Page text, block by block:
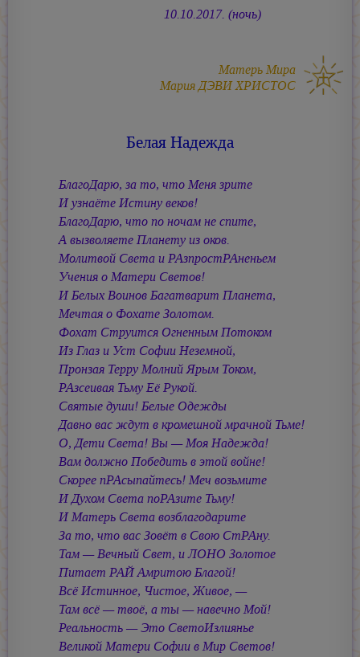
10.10.2017. (ночь)
Матерь Мира
Мария ДЭВИ ХРИСТОС
Белая Надежда
БлагоДарю, за то, что Меня зрите
И узнаёте Истину веков!
БлагоДарю, что по ночам не спите,
А вызволяете Планету из оков.
Молитвой Света и РАзпростРАненьем
Учения о Матери Светов!
И Белых Воинов Багатварит Планета,
Мечтая о Фохате Золотом.
Фохат Струится Огненным Потоком
Из Глаз и Уст Софии Неземной,
Пронзая Терру Молний Ярым Током,
РАзсеивая Тьму Её Рукой.
Святые души! Белые Одежды
Давно вас ждут в кромешной мрачной Тьме!
О, Дети Света! Вы — Моя Надежда!
Вам должно Победить в этой войне!
Скорее пРАсыпайтесь! Меч возьмите
И Духом Света поРАзите Тьму!
И Матерь Света возблагодарите
За то, что вас Зовёт в Свою СтРАну.
Там — Вечный Свет, и ЛОНО Золотое
Питает РАЙ Амритою Благой!
Всё Истинное, Чистое, Живое, —
Там всё — твоё, а ты — навечно Мой!
Реальность — Это СветоИзлиянье
Великой Матери Софии в Мир Светов!